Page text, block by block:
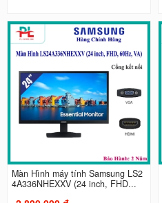
Màn Hình máy tính Samsung LS2
4A336NHEXXV (24 inch, FHD...